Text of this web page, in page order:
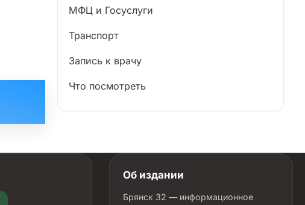
МФЦ и Госуслуги
Транспорт
Запись к врачу
Что посмотреть
Об издании
Брянск 32 — информационное